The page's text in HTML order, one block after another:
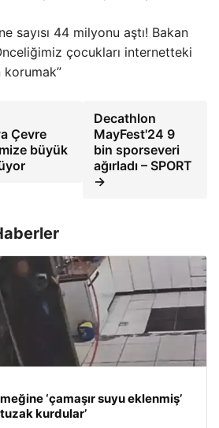
sayısı 44 milyonu aştı! Bakan
çocukları internetteki
Çevre
büyük
Decathlon
MayFest'24 9
bin sporseveri
ağırladı – SPORT
→
‘çamaşır suyu eklenmiş’
kurdular’